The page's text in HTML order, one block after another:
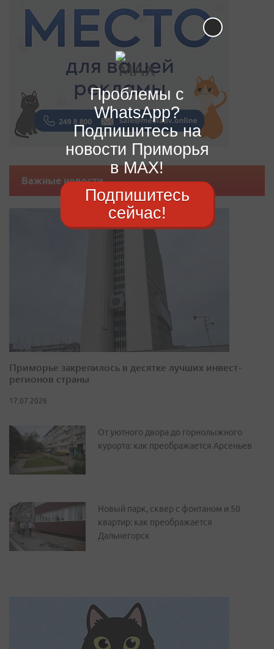
Важные новости
Приморье закрепилось в десятке лучших инвест-
регионов страны
17.07.2026
От уютного двора до горнолыжного
курорта: как преображается Арсеньев
Новый парк, сквер с фонтаном и 50
квартир: как преображается
Дальнегорск
Проблемы с
WhatsApp?
Подпишитесь на
новости Приморья
в MAX!
Подпишитесь
сейчас!